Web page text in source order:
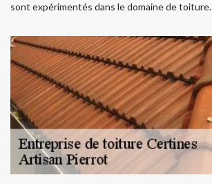
sont expérimentés dans le domaine de toiture.